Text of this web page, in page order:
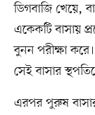
ডিগবাজি খেয়ে,
একেকটি বাসায়
বুনন পরীক্ষা
সেই বাসার
এরপর পুরুষ